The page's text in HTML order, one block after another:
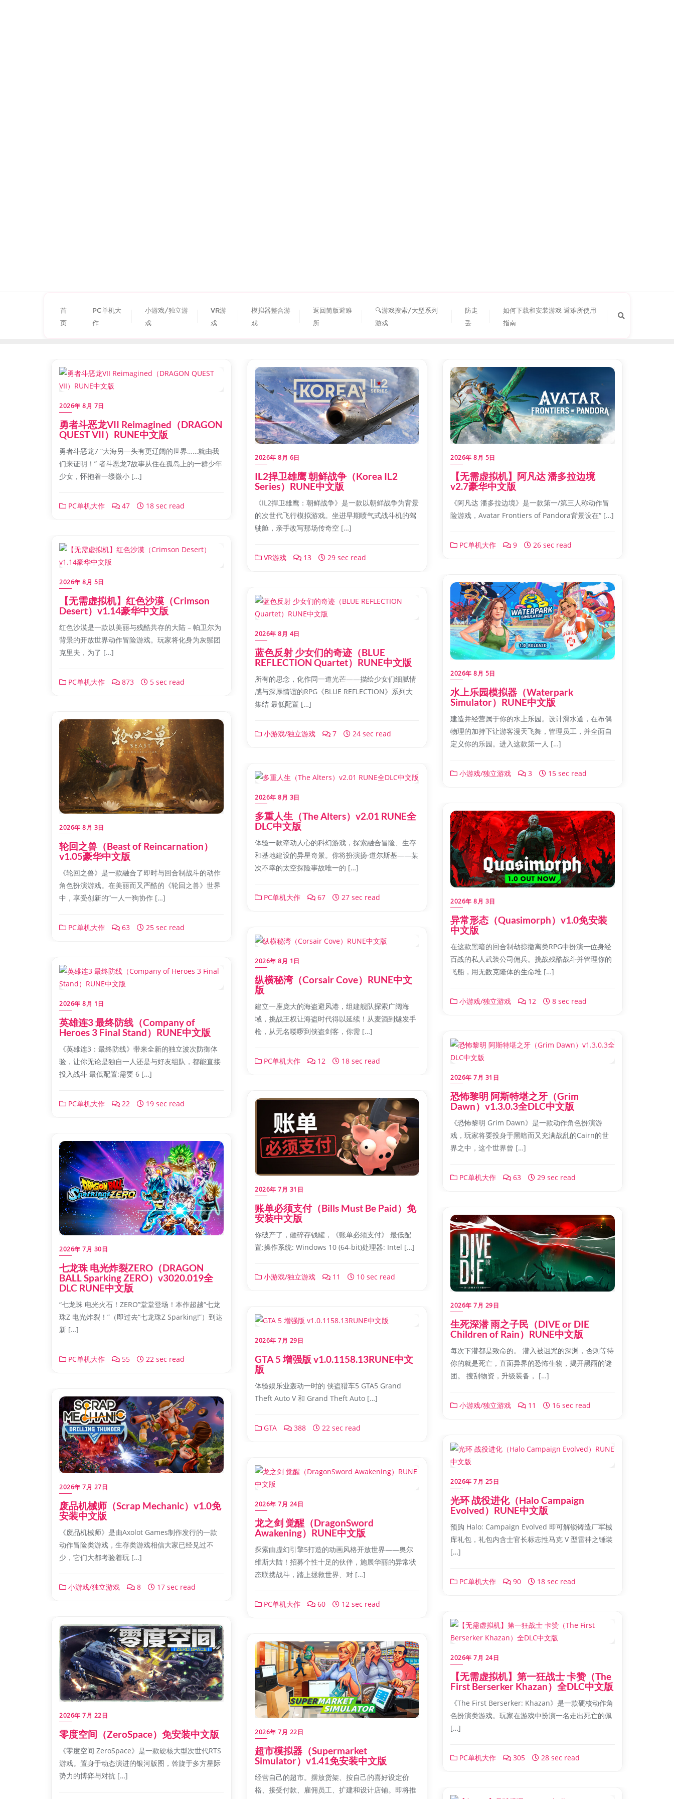
首
页
PC单机大
作
小游戏/独立游
戏
VR游
戏
模拟器整合游
戏
返回简版避难
所
🔍游戏搜索/大型系列
游戏
防走
丢
如何下载和安装游戏 避难所使用
指南
2026年 8月 7日
勇者斗恶龙VII Reimagined（DRAGON
QUEST VII）RUNE中文版
勇者斗恶龙7 “大海另一头有更辽阔的世界……就由我
们来证明！” 者斗恶龙7故事从住在孤岛上的一群少年
少女，怀抱着一缕微小 […]
PC单机大作 47 18 sec read
2026年 8月 6日
IL2捍卫雄鹰 朝鲜战争（Korea IL2
Series）RUNE中文版
《IL2捍卫雄鹰：朝鲜战争》是一款以朝鲜战争为背景
的次世代飞行模拟游戏。坐进早期喷气式战斗机的驾
驶舱，亲手改写那场传奇空 […]
VR游戏 13 29 sec read
2026年 8月 5日
【无需虚拟机】阿凡达 潘多拉边境
v2.7豪华中文版
《阿凡达 潘多拉边境》是一款第一/第三人称动作冒
险游戏，Avatar Frontiers of Pandora背景设在“ […]
PC单机大作 9 26 sec read
2026年 8月 5日
【无需虚拟机】红色沙漠（Crimson
Desert）v1.14豪华中文版
红色沙漠是一款以美丽与残酷共存的大陆 – 帕卫尔为
背景的开放世界动作冒险游戏。玩家将化身为灰鬃团
克里夫，为了 […]
PC单机大作 873 5 sec read
2026年 8月 5日
水上乐园模拟器（Waterpark
Simulator）RUNE中文版
建造并经营属于你的水上乐园。设计滑水道，在布偶
物理的加持下让游客漫天飞舞，管理员工，并全面自
定义你的乐园。进入这款第一人 […]
小游戏/独立游戏 3 15 sec read
2026年 8月 4日
蓝色反射 少女们的奇迹（BLUE
REFLECTION Quartet）RUNE中文版
所有的思念，化作同一道光芒——描绘少女们细腻情
感与深厚情谊的RPG《BLUE REFLECTION》系列大
集结 最低配置 […]
小游戏/独立游戏 7 24 sec read
2026年 8月 3日
轮回之兽（Beast of Reincarnation）
v1.05豪华中文版
《轮回之兽》是一款融合了即时与回合制战斗的动作
角色扮演游戏。在美丽而又严酷的《轮回之兽》世界
中，享受创新的“一人一狗协作 […]
PC单机大作 63 25 sec read
2026年 8月 3日
多重人生（The Alters）v2.01 RUNE全
DLC中文版
体验一款牵动人心的科幻游戏，探索融合冒险、生存
和基地建设的异星奇景。你将扮演扬·道尔斯基——某
次不幸的太空探险事故唯一的 […]
PC单机大作 67 27 sec read 2026年 8月 3日
异常形态（Quasimorph）v1.0免安装
中文版
在这款黑暗的回合制劫掠撤离类RPG中扮演一位身经
百战的私人武装公司佣兵。挑战残酷战斗并管理你的
飞船，用无数克隆体的生命堆 […]
小游戏/独立游戏 12 8 sec read
2026年 8月 1日
纵横秘湾（Corsair Cove）RUNE中文
版
建立一座庞大的海盗避风港，组建舰队探索广阔海
域，挑战王权让海盗时代得以延续！从麦酒到燧发手
枪，从无名喽啰到侠盗剑客，你需 […]
PC单机大作 12 18 sec read
2026年 8月 1日
英雄连3 最终防线（Company of
Heroes 3 Final Stand）RUNE中文版
《英雄连3：最终防线》带来全新的独立波次防御体
验，让你无论是独自一人还是与好友组队，都能直接
投入战斗 最低配置:需要 6 […]
PC单机大作 22 19 sec read
2026年 7月 31日
恐怖黎明 阿斯特堪之牙（Grim
Dawn）v1.3.0.3全DLC中文版
《恐怖黎明 Grim Dawn》是一款动作角色扮演游
戏，玩家将要投身于黑暗而又充满战乱的Cairn的世
界之中，这个世界曾 […]
PC单机大作 63 29 sec read
2026年 7月 31日
账单必须支付（Bills Must Be Paid）免
安装中文版
你破产了，砸碎存钱罐，《账单必须支付》 最低配
置:操作系统: Windows 10 (64-bit)处理器: Intel […]
小游戏/独立游戏 11 10 sec read
2026年 7月 30日
七龙珠 电光炸裂ZERO（DRAGON
BALL Sparking ZERO）v3020.019全
DLC RUNE中文版
“七龙珠 电光火石！ZERO”堂堂登场！本作超越“七龙
珠Z 电光炸裂！”（即过去“七龙珠Z Sparking!”）到达
新 […]
PC单机大作 55 22 sec read
2026年 7月 29日
生死深潜 雨之子民（DIVE or DIE
Children of Rain）RUNE中文版
每次下潜都是致命的。 潜入被诅咒的深渊，否则等待
你的就是死亡，直面异界的恐怖生物，揭开黑雨的谜
团。 搜刮物资，升级装备， […]
小游戏/独立游戏 11 16 sec read
2026年 7月 29日
GTA 5 增强版 v1.0.1158.13RUNE中文
版
体验娱乐业轰动一时的 侠盗猎车5 GTA5 Grand
Theft Auto V 和 Grand Theft Auto […]
GTA 388 22 sec read
2026年 7月 27日
废品机械师（Scrap Mechanic）v1.0免
安装中文版
《废品机械师》是由Axolot Games制作发行的一款
动作冒险类游戏，生存类游戏相信大家已经见过不
少，它们大都考验着玩 […]
小游戏/独立游戏 8 17 sec read
2026年 7月 25日
光环 战役进化（Halo Campaign
Evolved）RUNE中文版
预购 Halo: Campaign Evolved 即可解锁铸造厂军械
库礼包，礼包内含士官长标志性马克 V 型雷神之锤装
[…]
PC单机大作 90 18 sec read
2026年 7月 24日
龙之剑 觉醒（DragonSword
Awakening）RUNE中文版
探索由虚幻引擎5打造的动画风格开放世界——奥尔
维斯大陆！招募个性十足的伙伴，施展华丽的异常状
态联携战斗，踏上拯救世界、对 […]
PC单机大作 60 12 sec read
2026年 7月 24日
【无需虚拟机】第一狂战士 卡赞（The
First Berserker Khazan）全DLC中文版
《The First Berserker: Khazan》是一款硬核动作角
色扮演类游戏。玩家在游戏中扮演一名走出死亡的佩
[…]
PC单机大作 305 28 sec read
2026年 7月 22日
零度空间（ZeroSpace）免安装中文版
《零度空间 ZeroSpace》是一款硬核大型次世代RTS
游戏。置身于动态演进的银河版图，斡旋于多方星际
势力的博弈与对抗 […]
2026年 7月 22日
超市模拟器（Supermarket
Simulator）v1.41免安装中文版
经营自己的超市。摆放货架、按自己的喜好设定价
格、接受付款、雇佣员工、扩建和设计店铺。即将推